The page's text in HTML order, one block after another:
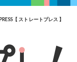
【 ストレートプレス 】